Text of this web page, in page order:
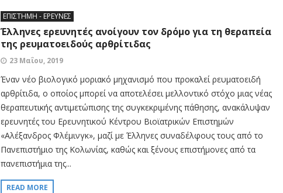
ΕΠΙΣΤΗΜΗ - ΕΡΕΥΝΕΣ
Έλληνες ερευνητές ανοίγουν τον δρόμο για τη θεραπεία
της ρευματοειδούς αρθρίτιδας
23 Μαΐου, 2019
Έναν νέο βιολογικό μοριακό μηχανισμό που προκαλεί ρευματοειδή
αρθρίτιδα, ο οποίος μπορεί να αποτελέσει μελλοντικό στόχο μιας νέας
θεραπευτικής αντιμετώπισης της συγκεκριμένης πάθησης, ανακάλυψαν
ερευνητές του Ερευνητικού Κέντρου Βιοϊατρικών Επιστημών
«Αλέξανδρος Φλέμινγκ», μαζί με Έλληνες συναδέλφους τους από το
Πανεπιστήμιο της Κολωνίας, καθώς και ξένους επιστήμονες από τα
πανεπιστήμια της...
READ MORE